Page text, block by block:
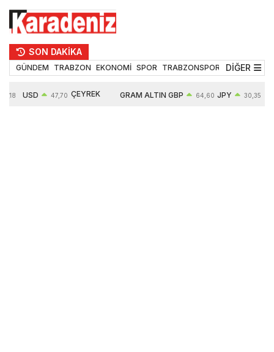
SON DAKİKA
GÜNDEM TRABZON EKONOMİ SPOR TRABZONSPOR TEKNOLOJİ
DİĞER
USD 47,70 ÇEYREK GRAM ALTIN GBP 64,60 JPY 30,35